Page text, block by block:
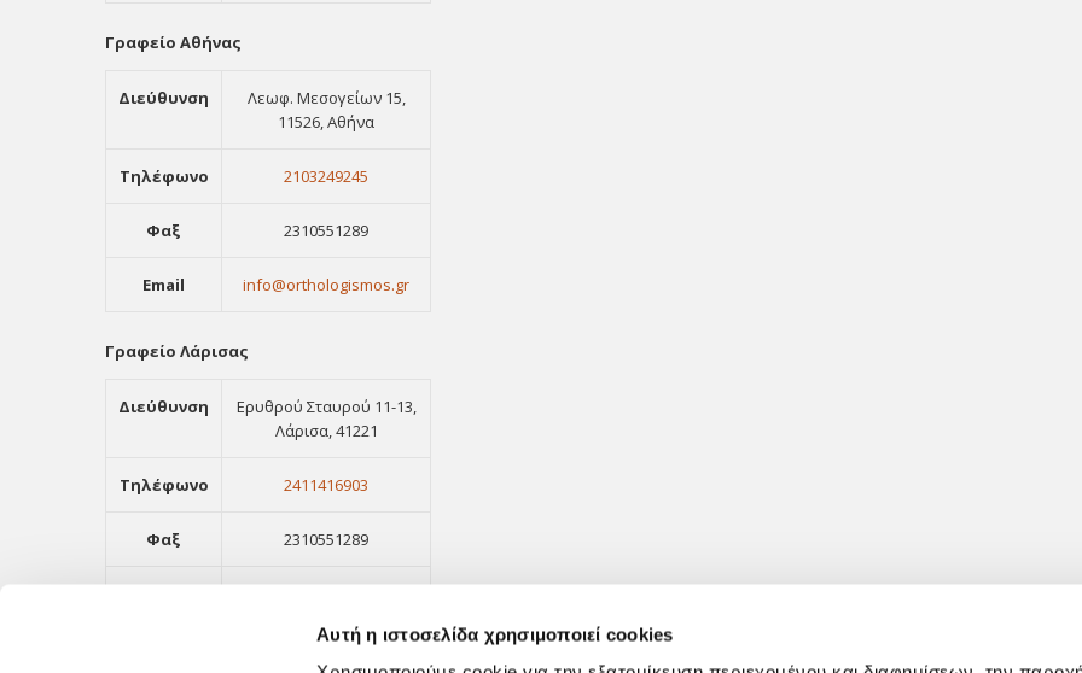
Αυτή η ιστοσελίδα χρησιμοποιεί cookies
Γραφείο Αθήνας
Διεύθυνση
Λεωφ. Μεσογείων 15,
11526, Αθήνα
Τηλέφωνο 2103249245
Φαξ 2310551289
Email info@orthologismos.gr
Γραφείο Λάρισας
Διεύθυνση
Ερυθρού Σταυρού 11-13,
Λάρισα, 41221
Τηλέφωνο 2411416903
Φαξ 2310551289